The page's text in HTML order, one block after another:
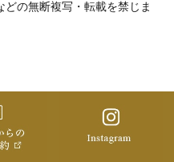
どの無断複写・転載を禁じま